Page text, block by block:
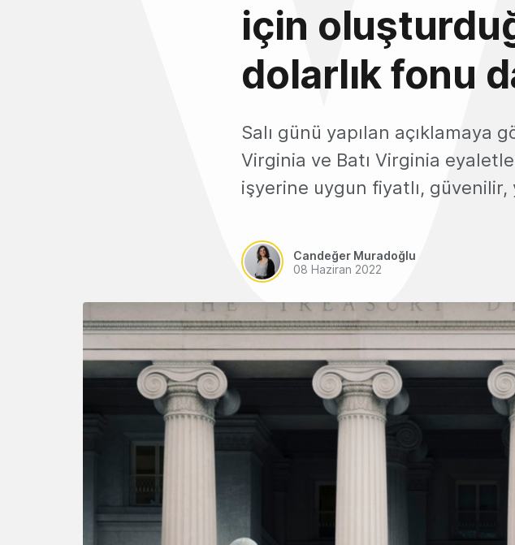
için
dolarlık fonu
Salı günü yapılan açıklamaya
Virginia ve Batı Virginia
işyerine uygun fiyatlı, güvenilir,
Candeğer Muradoğlu
08 Haziran 2022